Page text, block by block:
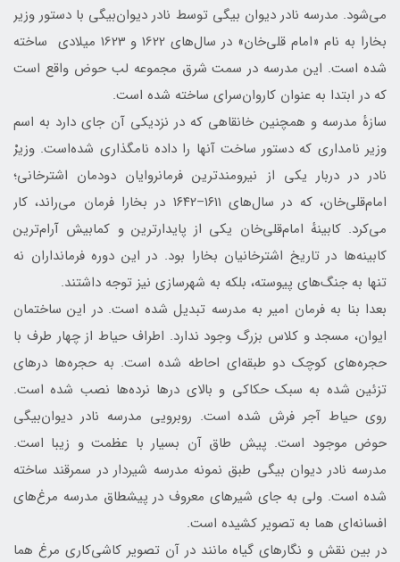
می‌شود. مدرسه نادر دیوان‌ بیگی توسط نادر دیوان‌بیگی با دستور وزیر
بخارا به نام «امام قلی‌خان» در سال‌های 1622 و 1623 میلادی ساخته
شده است. این مدرسه در سمت شرق مجموعه لب حوض واقع است
که در ابتدا به عنوان کاروان‌سرای ساخته شده است.
سازهٔ مدرسه و همچنین خانقاهی که در نزدیکی آن جای دارد به اسم
وزیر نامداری که دستور ساخت آنها را داده نامگذاری شده‌است. وزیرْ
نادر در دربار یکی از نیرومندترین فرمانروایان دودمان اشترخانی؛
امام‌قلی‌خان، که در سال‌های ۱۶۱۱–۱۶۴۲ در بخارا فرمان می‌راند، کار
می‌کرد. کابینهٔ امام‌قلی‌خان یکی از پایدارترین و کمابیش آرام‌ترین
کابینه‌ها در تاریخ اشترخانیان بخارا بود. در این دوره فرمانداران نه
تنها به جنگ‌های پیوسته، بلکه به شهرسازی نیز توجه داشتند.
بعدا بنا به فرمان امیر به مدرسه تبدیل شده است. در این ساختمان
ایوان، مسجد و کلاس بزرگ وجود ندارد. اطراف حیاط از چهار طرف با
حجره‌های کوچک دو طبقه‌ای احاطه شده است. به حجره‌ها درهای
تزئین شده به سبک حکاکی و بالای درها نرده‌ها نصب شده است.
روی حیاط آجر فرش شده است. روبرویی مدرسه نادر دیوان‌بیگی
حوض موجود است. پیش طاق آن بسیار با عظمت و زیبا است.
مدرسه نادر دیوان‌ بیگی طبق نمونه مدرسه شیردار در سمرقند ساخته
شده است. ولی به جای شیرهای معروف در پیشطاق مدرسه مرغ‌های
افسانه‌ای هما به تصویر کشیده است.
در بین نقش و نگارهای گیاه‌ مانند در آن تصویر کاشی‌کاری مرغ هما